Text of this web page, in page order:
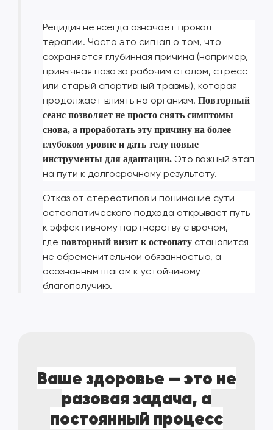
Рецидив не всегда означает провал
терапии. Часто это сигнал о том, что
сохраняется глубинная причина (например,
привычная поза за рабочим столом, стресс
или старый спортивный травмы), которая
продолжает влиять на организм. Повторный
сеанс позволяет не просто снять симптомы
снова, а проработать эту причину на более
глубоком уровне и дать телу новые
инструменты для адаптации. Это важный этап
на пути к долгосрочному результату.
Отказ от стереотипов и понимание сути
остеопатического подхода открывает путь
к эффективному партнерству с врачом,
где повторный визит к остеопату становится
не обременительной обязанностью, а
осознанным шагом к устойчивому
благополучию.
Ваше здоровье — это не
разовая задача, а
постоянный процесс